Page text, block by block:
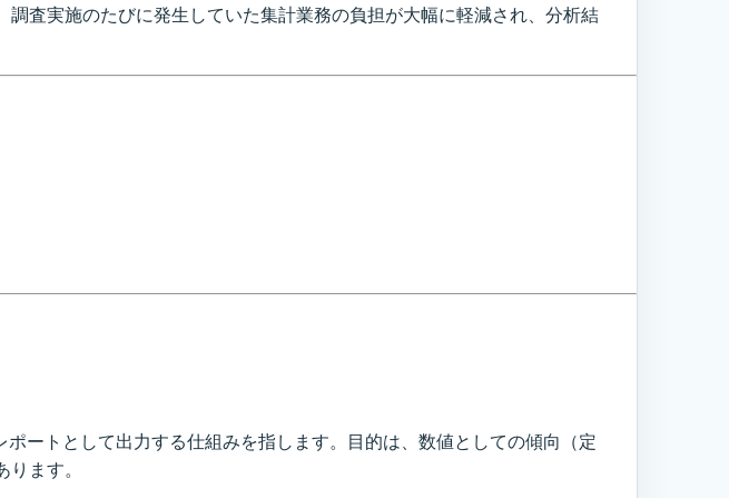
査実施のたびに発生していた集計業務の負担が大幅に軽減され、分析結
ートとして出力する仕組みを指します。目的は、数値としての傾向（定
ます。